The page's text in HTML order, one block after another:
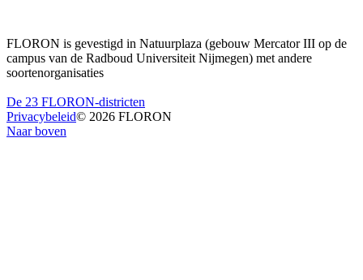
FLORON is gevestigd in Natuurplaza (gebouw Mercator III op de
campus van de Radboud Universiteit Nijmegen) met andere
soortenorganisaties
De 23 FLORON-districten
Privacybeleid© 2026 FLORON
Naar boven